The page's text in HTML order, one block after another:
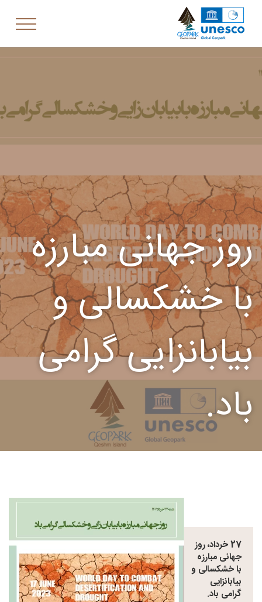
روز جهانی مبارزه
با خشکسالی و
بیابانزایی گرامی
باد.
27 خرداد، روز
جهانی مبارزه
با خشکسالی و
بیابانزایی
گرامی باد.